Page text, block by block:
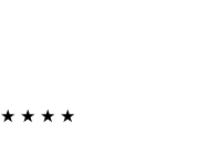
★ ★ ★ ★